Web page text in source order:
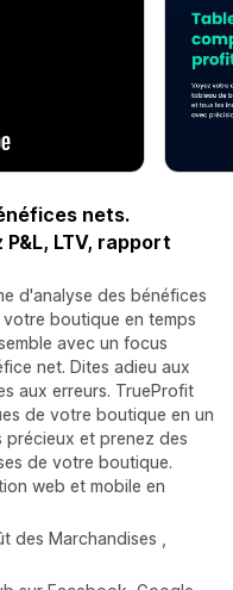
nets.
LTV, rapport
d'analyse des bénéfices
boutique en temps
avec un focus
net. Dites adieu aux
aux erreurs. TrueProfit
de votre boutique en un
précieux et prenez des
de votre boutique.
web et mobile en
des Marchandises ,